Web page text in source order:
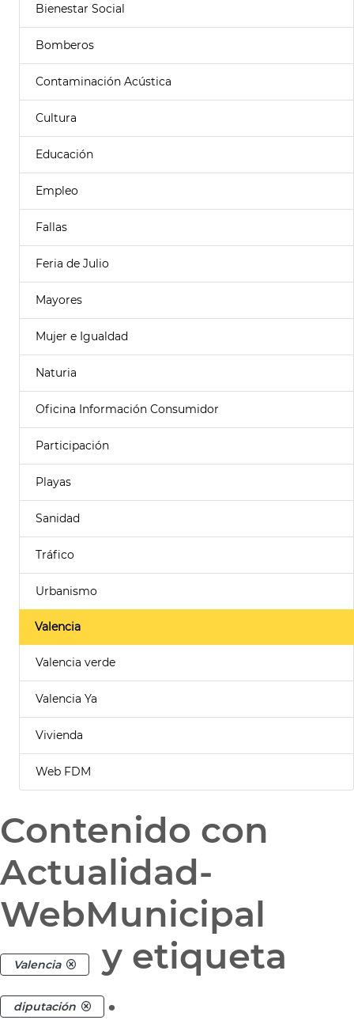
Bienestar Social
Bomberos
Contaminación Acústica
Cultura
Educación
Empleo
Fallas
Feria de Julio
Mayores
Mujer e Igualdad
Naturia
Oficina Información Consumidor
Participación
Playas
Sanidad
Tráfico
Urbanismo
Valencia
Valencia verde
Valencia Ya
Vivienda
Web FDM
Contenido con
Actualidad-
WebMunicipal
Valencia y etiqueta
diputación .